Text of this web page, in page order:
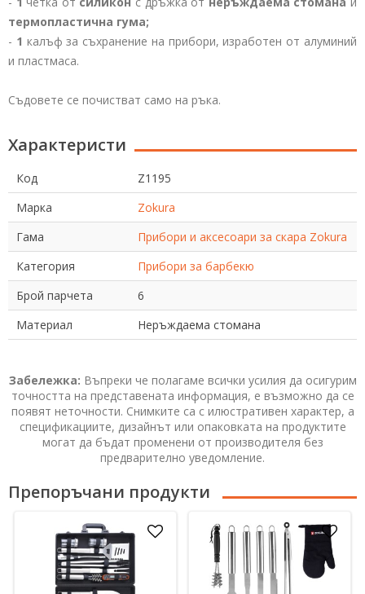
термопластична гума;
- 1 калъф за съхранение на прибори, изработен от алуминий
и пластмаса.
Съдовете се почистват само на ръка.
Характеристи
Код
Z1195
Марка
Zokura
Гама
Прибори и аксесоари за скара Zokura
Категория
Прибори за барбекю
Брой парчета
6
Материал
Неръждаема стомана
Забележка: Въпреки че полагаме всички усилия да осигурим
точността на представената информация, е възможно да се
появят неточности. Снимките са с илюстративен характер, а
спецификациите, дизайнът или опаковката на продуктите
могат да бъдат променени от производителя без
предварително уведомление.
Препоръчани продукти